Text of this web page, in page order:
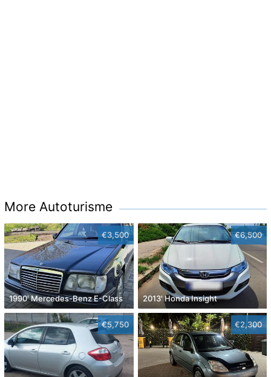
More Autoturisme
€3,500
1990' Mercedes-Benz E-Class
€6,500
2013' Honda Insight
€5,750 €2,300